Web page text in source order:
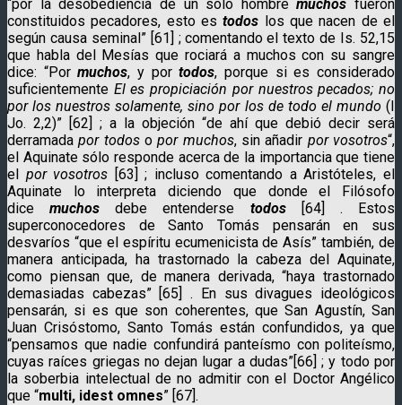
“por la desobediencia de un solo hombremuchos fueron
constituidos pecadores, esto estodos los que nacen de el
según causa seminal” [61] ; comentando el texto de Is. 52,15
que habla del Mesías que rociará a muchos con su sangre
dice: “Pormuchos, y portodos, porque si es considerado
suficientemente El es propiciación por nuestros pecados; no
por los nuestros solamente, sino por los de todo el mundo (I
Jo. 2,2)” [62] ; a la objeción “de ahí que debió decir será
derramadapor todosopor muchos, sin añadir por vosotros“,
el Aquinate sólo responde acerca de la importancia que tiene
el por vosotros [63] ; incluso comentando a Aristóteles, el
Aquinate lo interpreta diciendo que donde el Filósofo
dicemuchos debe entenderse todos[64] . Estos
superconocedores de Santo Tomás pensarán en sus
desvaríos “que el espíritu ecumenicista de Asís” también, de
manera anticipada, ha trastornado la cabeza del Aquinate,
como piensan que, de manera derivada, “haya trastornado
demasiadas cabezas” [65] . En sus divagues ideológicos
pensarán, si es que son coherentes, que San Agustín, San
Juan Crisóstomo, Santo Tomás están confundidos, ya que
“pensamos que nadie confundirá panteísmo con politeísmo,
cuyas raíces griegas no dejan lugar a dudas”[66] ; y todo por
la soberbia intelectual de no admitir con el Doctor Angélico
que “multi, idest omnes” [67].